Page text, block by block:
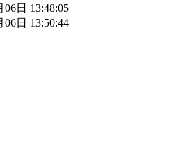
日 13:48:05
日 13:50:44